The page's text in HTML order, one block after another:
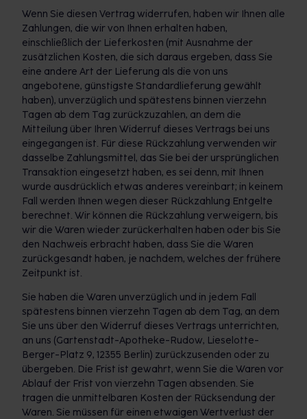
Wenn Sie diesen Vertrag widerrufen, haben wir Ihnen alle
Zahlungen, die wir von Ihnen erhalten haben,
einschließlich der Lieferkosten (mit Ausnahme der
zusätzlichen Kosten, die sich daraus ergeben, dass Sie
eine andere Art der Lieferung als die von uns
angebotene, günstigste Standardlieferung gewählt
haben), unverzüglich und spätestens binnen vierzehn
Tagen ab dem Tag zurückzuzahlen, an dem die
Mitteilung über Ihren Widerruf dieses Vertrags bei uns
eingegangen ist. Für diese Rückzahlung verwenden wir
dasselbe Zahlungsmittel, das Sie bei der ursprünglichen
Transaktion eingesetzt haben, es sei denn, mit Ihnen
wurde ausdrücklich etwas anderes vereinbart; in keinem
Fall werden Ihnen wegen dieser Rückzahlung Entgelte
berechnet. Wir können die Rückzahlung verweigern, bis
wir die Waren wieder zurückerhalten haben oder bis Sie
den Nachweis erbracht haben, dass Sie die Waren
zurückgesandt haben, je nachdem, welches der frühere
Zeitpunkt ist.
Sie haben die Waren unverzüglich und in jedem Fall
spätestens binnen vierzehn Tagen ab dem Tag, an dem
Sie uns über den Widerruf dieses Vertrags unterrichten,
an uns (Gartenstadt-Apotheke-Rudow, Lieselotte-
Berger-Platz 9, 12355 Berlin) zurückzusenden oder zu
übergeben. Die Frist ist gewahrt, wenn Sie die Waren vor
Ablauf der Frist von vierzehn Tagen absenden. Sie
tragen die unmittelbaren Kosten der Rücksendung der
Waren. Sie müssen für einen etwaigen Wertverlust der